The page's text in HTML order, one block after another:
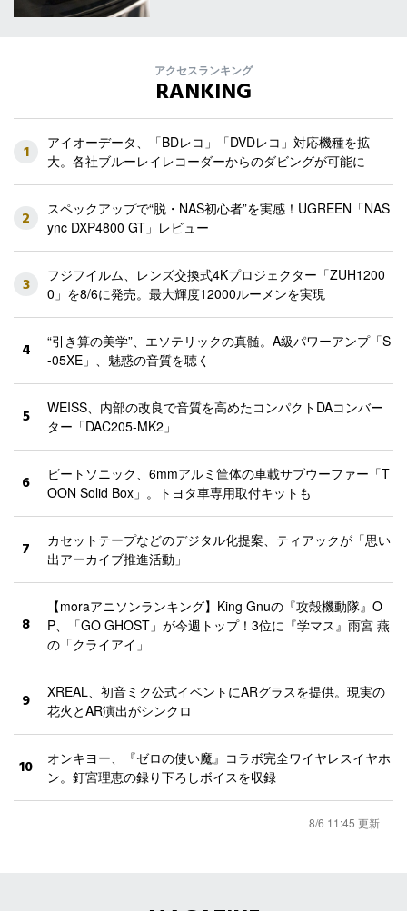
アクセスランキング
RANKING
1
アイオーデータ、「BDレコ」「DVDレコ」対応機種を拡
大。各社ブルーレイレコーダーからのダビングが可能に
2
スペックアップで“脱・NAS初心者”を実感！UGREEN「NAS
ync DXP4800 GT」レビュー
3
フジフイルム、レンズ交換式4Kプロジェクター「ZUH1200
0」を8/6に発売。最大輝度12000ルーメンを実現
4
“引き算の美学”、エソテリックの真髄。A級パワーアンプ「S
-05XE」、魅惑の音質を聴く
5
WEISS、内部の改良で音質を高めたコンパクトDAコンバー
ター「DAC205-MK2」
6
ビートソニック、6mmアルミ筐体の車載サブウーファー「T
OON Solid Box」。トヨタ車専用取付キットも
7
カセットテープなどのデジタル化提案、ティアックが「思い
出アーカイブ推進活動」
8
【moraアニソンランキング】King Gnuの『攻殻機動隊』O
P、「GO GHOST」が今週トップ！3位に『学マス』雨宮 燕
の「クライアイ」
9
XREAL、初音ミク公式イベントにARグラスを提供。現実の
花火とAR演出がシンクロ
10
オンキヨー、『ゼロの使い魔』コラボ完全ワイヤレスイヤホ
ン。釘宮理恵の録り下ろしボイスを収録
8/6 11:45 更新